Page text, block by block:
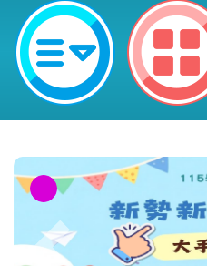
技演出」及快閃
區新勢國民小學